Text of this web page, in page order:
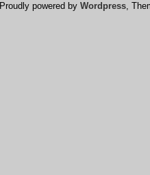
Proudly powered by Wordpress,